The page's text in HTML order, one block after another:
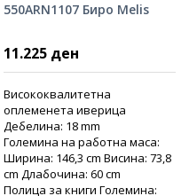
550ARN1107 Биро Melis
11.225 ден
Висококвалитетна
оплеменета иверица
Дебелина: 18 mm
Големина на работна маса:
Ширина: 146,3 cm Висина: 73,8
cm Длабочина: 60 ​​cm
Полица за книги Големина: